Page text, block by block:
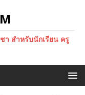
า สำหรับนักเรียน ครู